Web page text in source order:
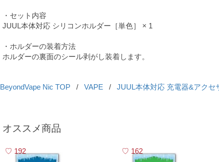
・セット内容
JUUL本体対応 シリコンホルダー［単色］ × 1
・ホルダーの装着方法
ホルダーの裏面のシール剥がし装着します。
BeyondVape Nic TOP / VAPE / JUUL本体対応 充電器&アクセ
オススメ商品
192 162